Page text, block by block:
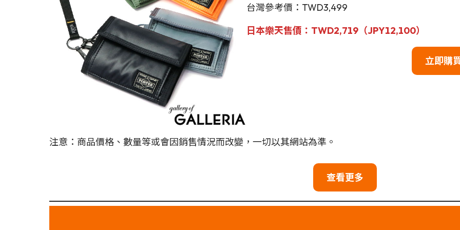
台灣參考價：TWD3,499
日本樂天售價：TWD2,719（JPY12,100）
立即購
注意：商品價格、數量等或會因銷售情況而改變，一切以其網站為準。
查看更多